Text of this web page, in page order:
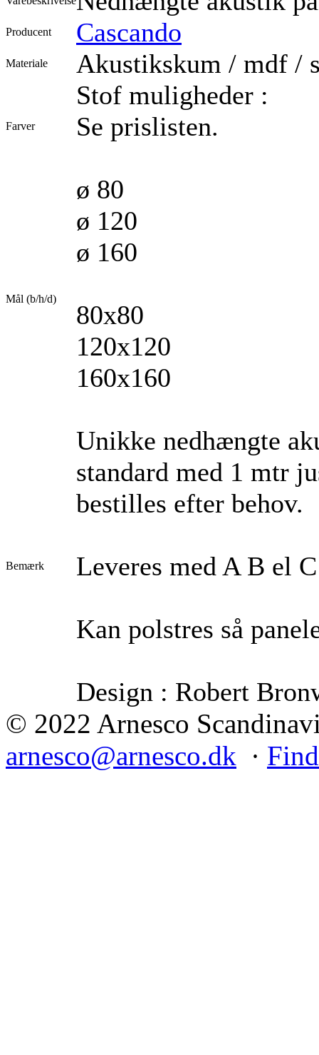
Producent Cascando
Materiale Akustikskum / mdf
Farver
Stof muligheder :
Se prislisten.
Mål (b/h/d)
ø 80
ø 120
ø 160
80x80
120x120
160x160
Bemærk
Unikke nedhængte
standard med 1 mtr
bestilles efter behov.
Leveres med A B el
Kan polstres så
Design : Robert
© 2022 Arnesco
arnesco@arnesco.dk ·